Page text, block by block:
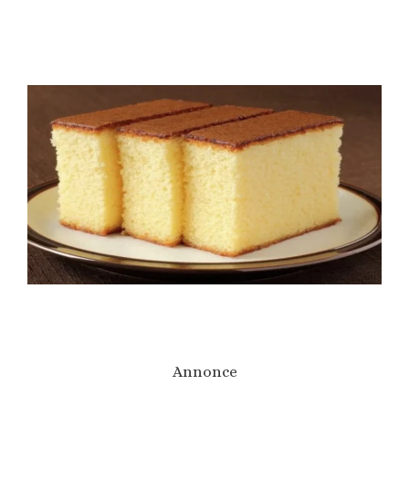
Annonce